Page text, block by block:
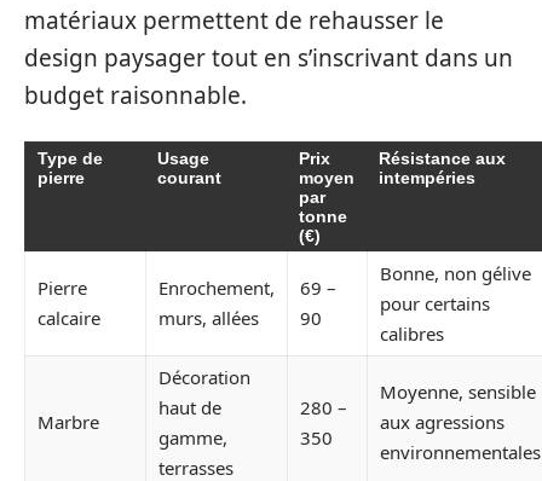
matériaux permettent de rehausser le
design paysager tout en s’inscrivant dans un
budget raisonnable.
Type de
pierre
Usage
courant
Prix
moyen
par
tonne
(€)
Résistance aux
intempéries
Pierre
calcaire
Enrochement,
murs, allées
69 –
90
Bonne, non gélive
pour certains
calibres
Marbre
Décoration
haut de
gamme,
terrasses
280 –
350
Moyenne, sensible
aux agressions
environnementales